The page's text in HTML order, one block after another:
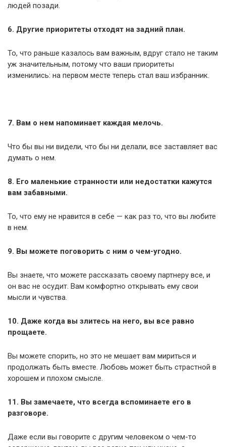
людей позади.
6. Другие приоритеты отходят на задний план.
То, что раньше казалось вам важным, вдруг стало не таким
уж значительным, потому что ваши приоритеты
изменились: на первом месте теперь стал ваш избранник.
7. Вам о нем напоминает каждая мелочь.
Что бы вы ни видели, что бы ни делали, все заставляет вас
думать о нем.
8. Его маленькие странности или недостатки кажутся
вам забавными.
То, что ему не нравится в себе — как раз то, что вы любите
в нем.
9. Вы можете поговорить с ним о чем-угодно.
Вы знаете, что можете рассказать своему партнеру все, и
он вас не осудит. Вам комфортно открывать ему свои
мысли и чувства.
10. Даже когда вы злитесь на него, вы все равно
прощаете.
Вы можете спорить, но это не мешает вам мириться и
продолжать быть вместе. Любовь может быть страстной в
хорошем и плохом смысле.
11. Вы замечаете, что всегда вспоминаете его в
разговоре.
Даже если вы говорите с другим человеком о чем-то